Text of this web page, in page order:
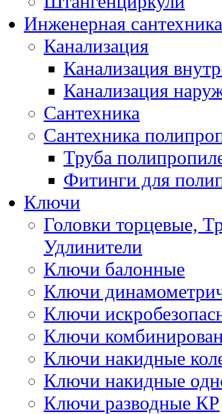
Инженерная сантехника
Канализация
Канализация
Канализация
Сантехника
Сантехника
Труба
Фитинги для
Ключи
Головки торцевые,
Удлинители
Ключи балонные
Ключи
Ключи
Ключи
Ключи накидные
Ключи накидные
Ключи разводные КР